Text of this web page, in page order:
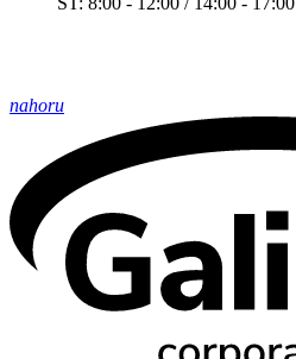
nahoru